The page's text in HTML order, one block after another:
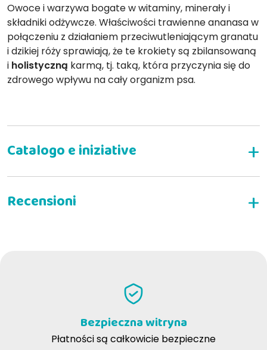
Owoce i warzywa bogate w witaminy, minerały i
składniki odżywcze. Właściwości trawienne ananasa w
połączeniu z działaniem przeciwutleniającym granatu
i dzikiej róży sprawiają, że te krokiety są zbilansowaną
i holistyczną karmą, tj. taką, która przyczynia się do
zdrowego wpływu na cały organizm psa.
Acquisto da tempo ormai queste crocchette per la mia cana di 10
anni e sono ottime per lei e la sua salute. Questo venditore è
perfetto per i nostri acquisti con promozioni, raccolta punti e
sempre preciso nella consegna.
Bezpieczna witryna
Płatności są całkowicie bezpieczne